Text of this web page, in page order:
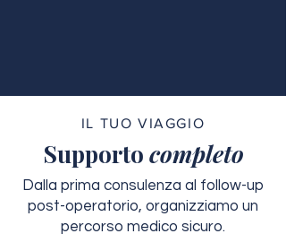
IL TUO VIAGGIO
Supporto completo
Dalla prima consulenza al follow-up
post-operatorio, organizziamo un
percorso medico sicuro.